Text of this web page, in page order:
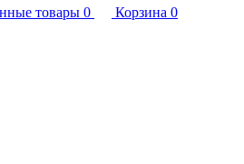
товары 0 Корзина 0